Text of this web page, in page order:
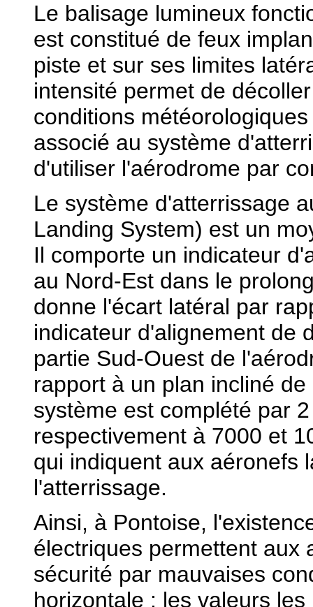
Le balisage lumineux
est constitué de feux
piste et sur ses limites
intensité permet de
conditions
associé au système
d'utiliser l'aérodrome par
Le système d'atterrissage
Landing System) est un
Il comporte un indicateur
au Nord-Est dans le
donne l'écart latéral par
indicateur d'alignement de
partie Sud-Ouest de
rapport à un plan incliné
système est complété par
respectivement à 7000 et
qui indiquent aux aéronefs
l'atterrissage.
Ainsi, à Pontoise,
électriques permettent aux
sécurité par mauvaises
horizontale : les valeurs